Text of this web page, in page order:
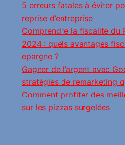
5 erreurs fatales à éviter
reprise d’entreprise
Comprendre la fiscalite du
2024 : quels avantages
epargne ?
Gagner de l’argent avec
stratégies de remarketing
Comment profiter des
sur les pizzas surgelées